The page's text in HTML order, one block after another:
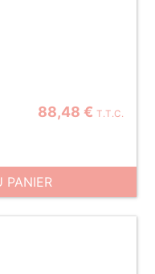
88,48 € T.T.C.
PANIER